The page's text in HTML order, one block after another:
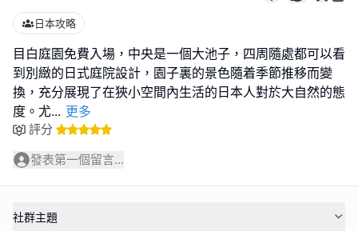
日本攻略
目白庭園免費入場，中央是一個大池子，四周隨處都可以看
到別緻的日式庭院設計，園子裏的景色隨着季節推移而變
換，充分展現了在狹小空間內生活的日本人對於大自然的態
度。尤... 更多
評分
發表第一個留言...
社群主題